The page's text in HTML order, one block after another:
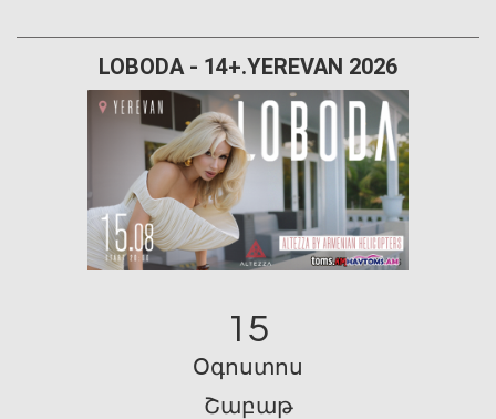
LOBODA - 14+.YEREVAN 2026
15
Օգոստոս
Շաբաթ